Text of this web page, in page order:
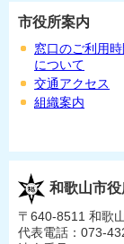
市役所案内
窓口のご利用時
について
交通アクセス
組織案内
和歌山市役
〒640-8511 和歌
代表電話：073-